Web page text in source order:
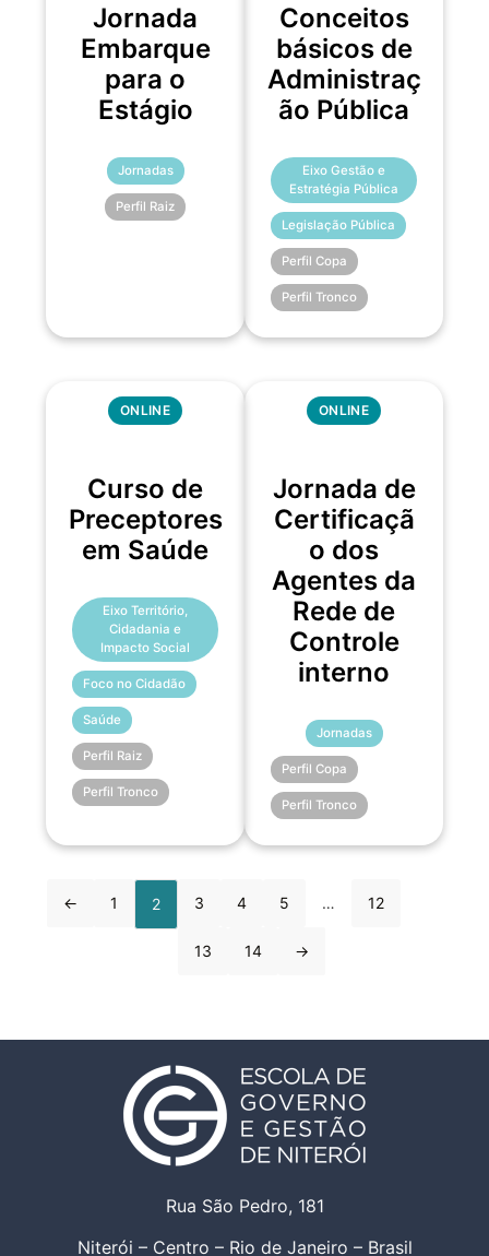
Jornada
Embarque
para o
Estágio
Jornadas
Perfil Raiz
Conceitos
básicos de
Administraç
ão Pública
Eixo Gestão e
Estratégia Pública
Legislação Pública
Perfil Copa
Perfil Tronco
ONLINE
Curso de
Preceptores
em Saúde
Eixo Território,
Cidadania e
Impacto Social
Foco no Cidadão
Saúde
Perfil Raiz
Perfil Tronco
ONLINE
Jornada de
Certificaçã
o dos
Agentes da
Rede de
Controle
interno
Jornadas
Perfil Copa
Perfil Tronco
← 1 2 3 4 5 … 12
13 14 →
Rua São Pedro, 181
Niterói – Centro – Rio de Janeiro – Brasil